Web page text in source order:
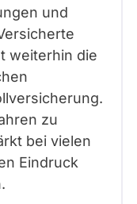
und
weiterhin die
zu
bei vielen
Eindruck